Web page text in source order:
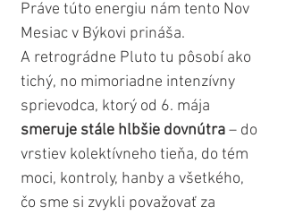
Práve túto energiu nám tento Nov
Mesiac v Býkovi prináša.
A retrográdne Pluto tu pôsobí ako
tichý, no mimoriadne intenzívny
sprievodca, ktorý od 6. mája
smeruje stále hlbšie dovnútra – do
vrstiev kolektívneho tieňa, do tém
moci, kontroly, hanby a všetkého,
čo sme si zvykli považovať za